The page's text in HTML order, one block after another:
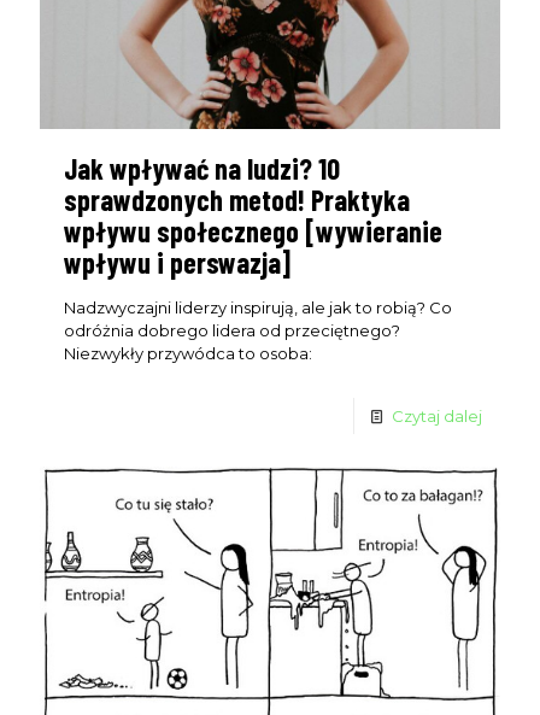
Jak wpływać na ludzi? 10
sprawdzonych metod! Praktyka
wpływu społecznego [wywieranie
wpływu i perswazja]
Nadzwyczajni liderzy inspirują, ale jak to robią? Co
odróżnia dobrego lidera od przeciętnego?
Niezwykły przywódca to osoba:
Czytaj dalej